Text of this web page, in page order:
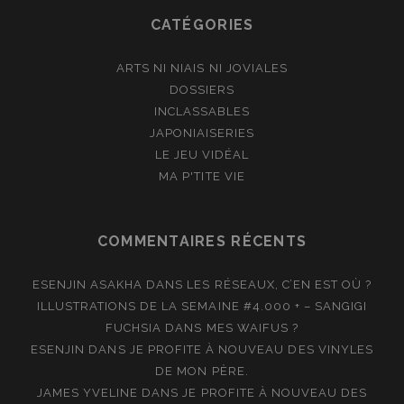
CATÉGORIES
ARTS NI NIAIS NI JOVIALES
DOSSIERS
INCLASSABLES
JAPONIAISERIES
LE JEU VIDÉAL
MA P'TITE VIE
COMMENTAIRES RÉCENTS
ESENJIN ASAKHA DANS LES RÉSEAUX, C’EN EST OÙ ?
ILLUSTRATIONS DE LA SEMAINE #4.000 + – SANGIGI
FUCHSIA DANS MES WAIFUS ?
ESENJIN DANS JE PROFITE À NOUVEAU DES VINYLES
DE MON PÈRE.
JAMES YVELINE DANSJE PROFITE À NOUVEAU DES